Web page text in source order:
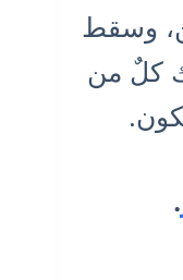
وسقط
كلٌ من
.